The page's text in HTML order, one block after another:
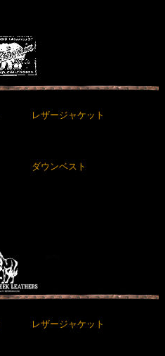
レザージャケット
ダウンベスト
レザージャケット